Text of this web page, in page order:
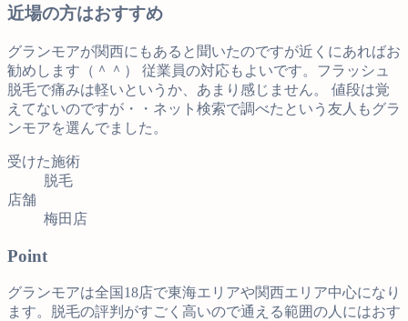
近場の方はおすすめ
グランモアが関西にもあると聞いたのですが近くにあればお
勧めします（＾＾） 従業員の対応もよいです。フラッシュ
脱毛で痛みは軽いというか、あまり感じません。 値段は覚
えてないのですが・・ネット検索で調べたという友人もグラ
ンモアを選んでました。
受けた施術
脱毛
店舗
梅田店
Point
グランモアは全国18店で東海エリアや関西エリア中心になり
ます。脱毛の評判がすごく高いので通える範囲の人にはおす